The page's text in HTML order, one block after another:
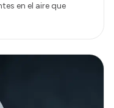
en el aire que